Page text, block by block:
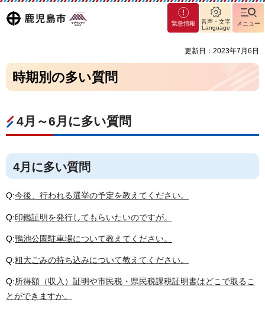
鹿児島
マグ
マシ
緊急情報
音声・文字
Language
メニュー
更新日：2023年7月6日
時期別の多い質問
4月～6月に多い質問
4月に多い質問
Q:今後、行われる選挙の予定を教えてください。
Q:印鑑証明を発行してもらいたいのですが。
Q:鴨池公園駐車場について教えてください。
Q:粗大ごみの持ち込みについて教えてください。
Q:所得額（収入）証明や市民税・県民税課税証明書はどこで取るこ
とができますか。